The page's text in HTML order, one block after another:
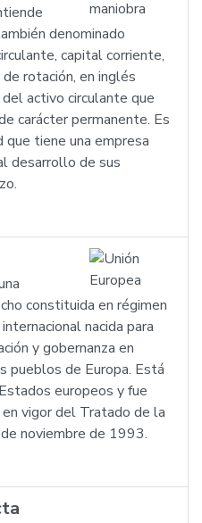
denominado
capital corriente,
rotación, en inglés
activo circulante que
carácter permanente. Es
que tiene una empresa
desarrollo de sus
constituida en régimen
nacida para
y gobernanza en
pueblos de Europa. Está
europeos y fue
vigor del Tratado de la
noviembre de 1993.